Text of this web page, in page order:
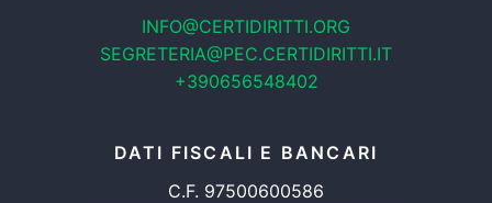
INFO@CERTIDIRITTI.ORG
SEGRETERIA@PEC.CERTIDIRITTI.IT
+390656548402
DATI FISCALI E BANCARI
C.F. 97500600586